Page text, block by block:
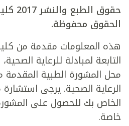
حقوق
الحقوق محفوظة.
هذه المعلومات مقدمة من
التابعة لمبادلة للرعاية
محل المشورة الطبية
الرعاية الصحية. يرجى
الخاص بك للحصول على
خاصة.